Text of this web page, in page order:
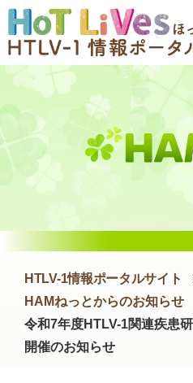
HTLV-1情報ポータルサイト
HAMねっとからのお知らせ
令和7年度HTLV-1関連疾患
開催のお知らせ